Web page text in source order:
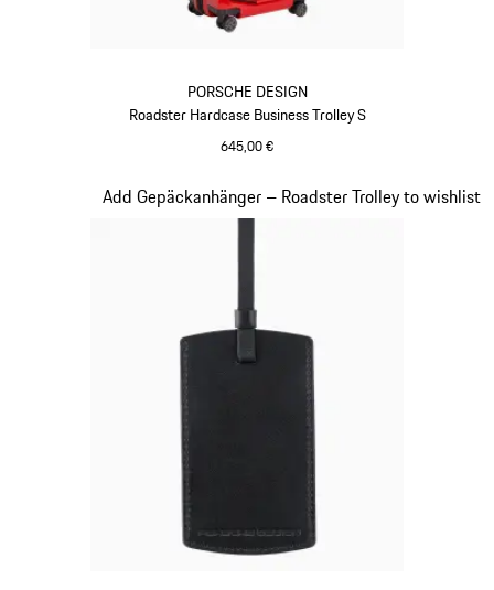
PORSCHE DESIGN
Roadster Hardcase Business Trolley S
645,00 €
Add Gepäckanhänger – Roadster Trolley to wishlist
Slide 17 von 20